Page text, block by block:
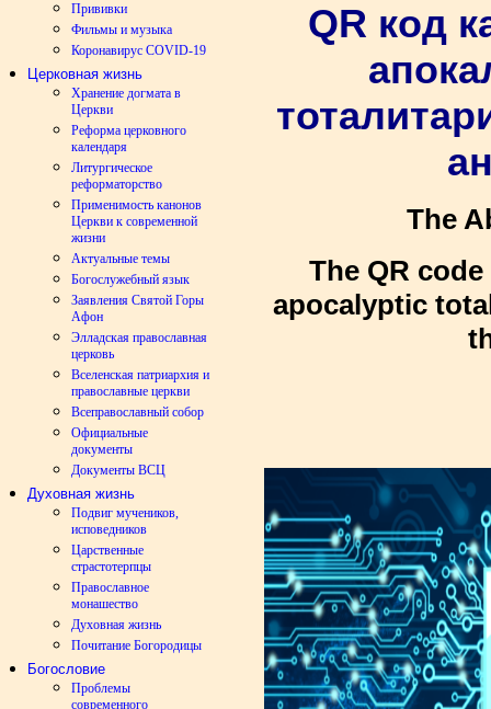
Прививки
Фильмы и музыка
Коронавирус COVID-19
Церковная жизнь
Хранение догмата в
Церкви
Реформа церковного
календаря
Литургическое
реформаторство
Применимость канонов
Церкви к современной
жизни
Актуальные темы
Богослужебный язык
Заявления Святой Горы
Афон
Элладская православная
церковь
Вселенская патриархия и
православные церкви
Всеправославный собор
Официальные
документы
Документы ВСЦ
Духовная жизнь
Подвиг мучеников,
исповедников
Царственные
страстотерпцы
Православное
монашество
Духовная жизнь
Почитание Богородицы
Богословие
Проблемы
современного
QR код
The
The QR
apocalyptic